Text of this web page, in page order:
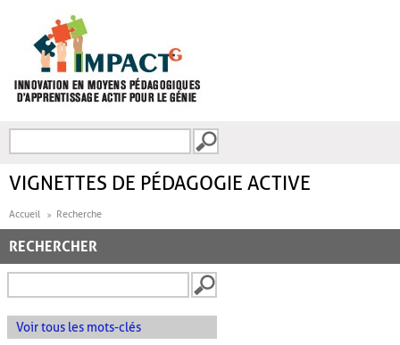
FORMULAIRE DE
VIGNETTES DE PÉDAGOGIE ACTIVE
Accueil Recherche
RECHERCHER
Voir tous les mots-clés